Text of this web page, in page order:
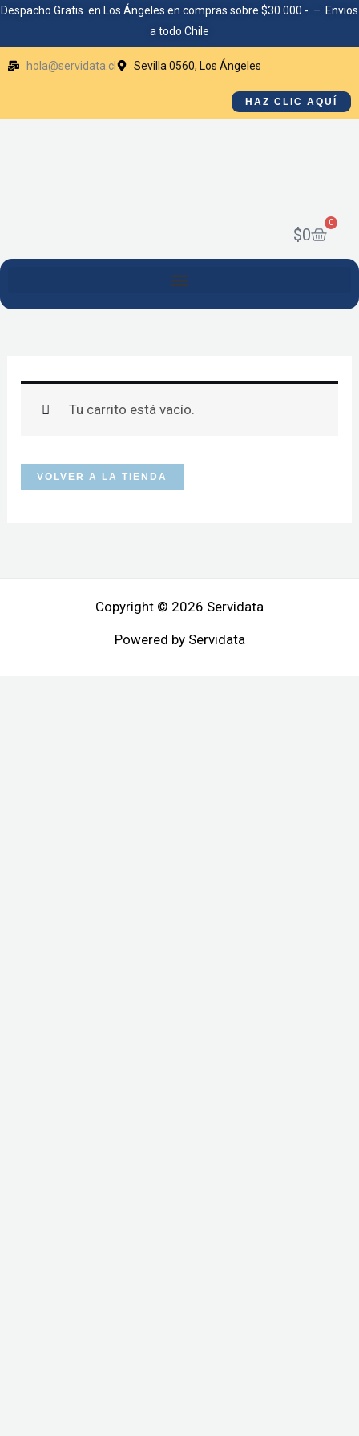
Ir
contenido
Despacho Gratis en Los Ángeles en compras sobre $30.000.- – Envios
a todo Chile
hola@servidata.cl Sevilla 0560, Los Ángeles
HAZ CLIC AQUÍ
$0
0
Cart
Tu carrito está vacío.
VOLVER A LA TIENDA
Copyright © 2026 Servidata
Powered by Servidata